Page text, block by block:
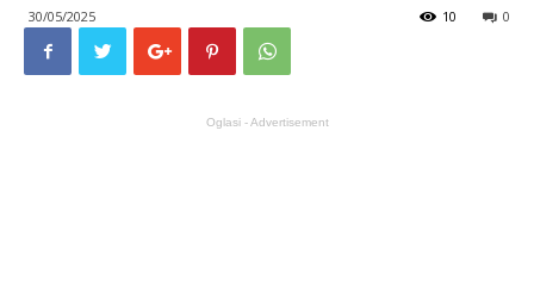
30/05/2025 0
10
Oglasi - Advertisement